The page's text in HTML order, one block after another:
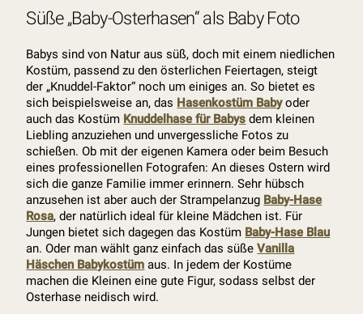
Süße „Baby-Osterhasen“ als Baby Foto
Babys sind von Natur aus süß, doch mit einem niedlichen
Kostüm, passend zu den österlichen Feiertagen, steigt
der „Knuddel-Faktor“ noch um einiges an. So bietet es
sich beispielsweise an, das Hasenkostüm Babyoder
auch das Kostüm Knuddelhase für Babys dem kleinen
Liebling anzuziehen und unvergessliche Fotos zu
schießen. Ob mit der eigenen Kamera oder beim Besuch
eines professionellen Fotografen: An dieses Ostern wird
sich die ganze Familie immer erinnern. Sehr hübsch
anzusehen ist aber auch der Strampelanzug Baby-Hase
Rosa, der natürlich ideal für kleine Mädchen ist. Für
Jungen bietet sich dagegen das Kostüm Baby-Hase Blau
an. Oder man wählt ganz einfach das süßeVanilla
Häschen Babykostüm aus. In jedem der Kostüme
machen die Kleinen eine gute Figur, sodass selbst der
Osterhase neidisch wird.